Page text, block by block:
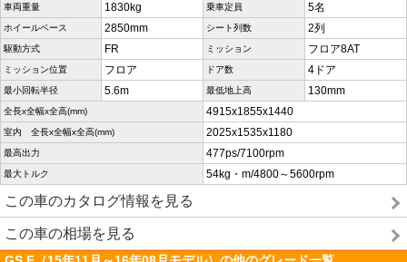
車両重量 1830kg 乗車定員 5名
ホイールベース 2850mm シート列数 2列
駆動方式 FR ミッション フロア8AT
ミッション位置 フロア ドア数 4ドア
最小回転半径 5.6m 最低地上高 130mm
全長x全幅x全高(mm) 4915x1855x1440
室内 全長x全幅x全高(mm) 2025x1535x1180
最高出力 477ps/7100rpm
最大トルク 54kg・m/4800～5600rpm
この車のカタログ情報を見る
この車の相場を見る